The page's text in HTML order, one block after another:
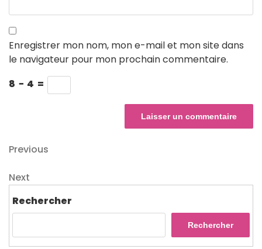
Enregistrer mon nom, mon e-mail et mon site dans
le navigateur pour mon prochain commentaire.
8 − 4 =
Navigation
de
l’article
Previous
Previous
Next
Next
Rechercher
Rechercher